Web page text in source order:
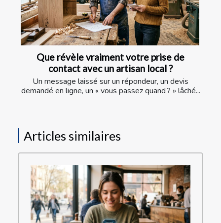
Que révèle vraiment votre prise de
contact avec un artisan local ?
Un message laissé sur un répondeur, un devis
demandé en ligne, un « vous passez quand ? » lâché...
Articles similaires